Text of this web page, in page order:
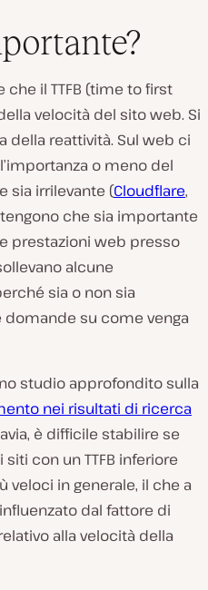
il TTFB (time to first
velocità del sito web. Si
della reattività. Sul web ci
o meno del
sia irrilevante (Cloudflare,
che sia importante
prestazioni web presso
alcune
sia o non sia
su come venga
studio approfondito sulla
nei risultati di ricerca
è difficile stabilire se
con un TTFB inferiore
in generale, il che a
dal fattore di
alla velocità della